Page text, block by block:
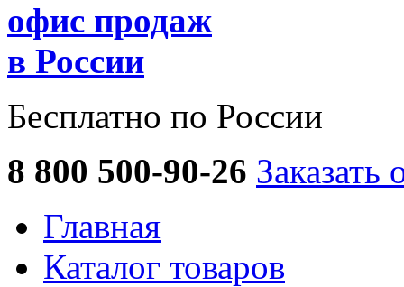
офис продаж
в России
Бесплатно по России
8 800 500-90-26 Заказать
Главная
Каталог товаров